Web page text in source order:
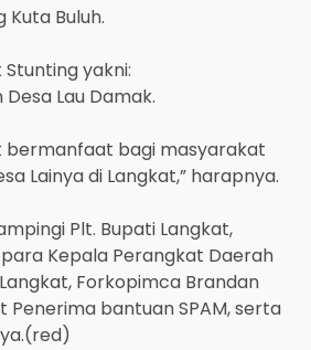
Kuta Buluh.
yakni:
Lau Damak.
bermanfaat bagi masyarakat
Lainya di Langkat,” harapnya.
Plt. Bupati Langkat,
Kepala Perangkat Daerah
Forkopimca Brandan
Penerima bantuan SPAM, serta